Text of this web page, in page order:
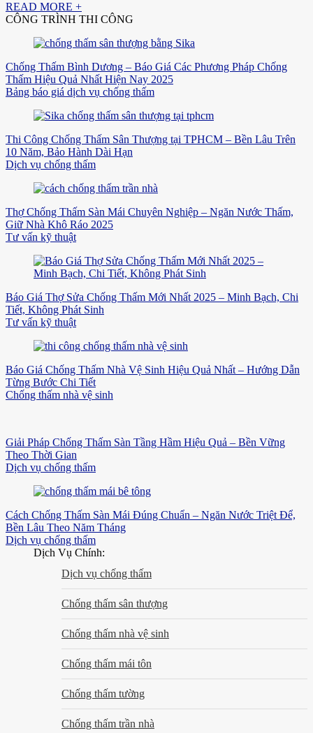
READ MORE +
CÔNG TRÌNH THI CÔNG
Chống Thấm Bình Dương – Báo Giá Các Phương Pháp Chống
Thấm Hiệu Quả Nhất Hiện Nay 2025
Bảng báo giá dịch vụ chống thấm
Thi Công Chống Thấm Sân Thượng tại TPHCM – Bền Lâu Trên
10 Năm, Bảo Hành Dài Hạn
Dịch vụ chống thấm
Thợ Chống Thấm Sàn Mái Chuyên Nghiệp – Ngăn Nước Thấm,
Giữ Nhà Khô Ráo 2025
Tư vấn kỹ thuật
Báo Giá Thợ Sửa Chống Thấm Mới Nhất 2025 – Minh Bạch, Chi
Tiết, Không Phát Sinh
Tư vấn kỹ thuật
Báo Giá Chống Thấm Nhà Vệ Sinh Hiệu Quả Nhất – Hướng Dẫn
Từng Bước Chi Tiết
Chống thấm nhà vệ sinh
Giải Pháp Chống Thấm Sàn Tầng Hầm Hiệu Quả – Bền Vững
Theo Thời Gian
Dịch vụ chống thấm
Cách Chống Thấm Sàn Mái Đúng Chuẩn – Ngăn Nước Triệt Để,
Bền Lâu Theo Năm Tháng
Dịch vụ chống thấm
Dịch Vụ Chính:
Dịch vụ chống thấm
Chống thấm sân thượng
Chống thấm nhà vệ sinh
Chống thấm mái tôn
Chống thấm tường
Chống thấm trần nhà